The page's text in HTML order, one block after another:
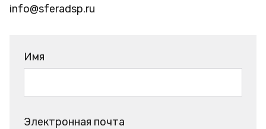
info@sferadsp.ru
Имя
Электронная почта